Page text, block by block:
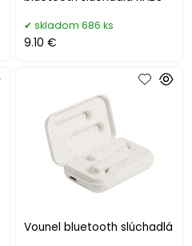
skladom 686 ks
9.10 €
Vounel bluetooth slúchadlá